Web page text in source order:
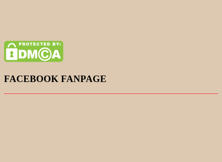
FACEBOOK FANPAGE